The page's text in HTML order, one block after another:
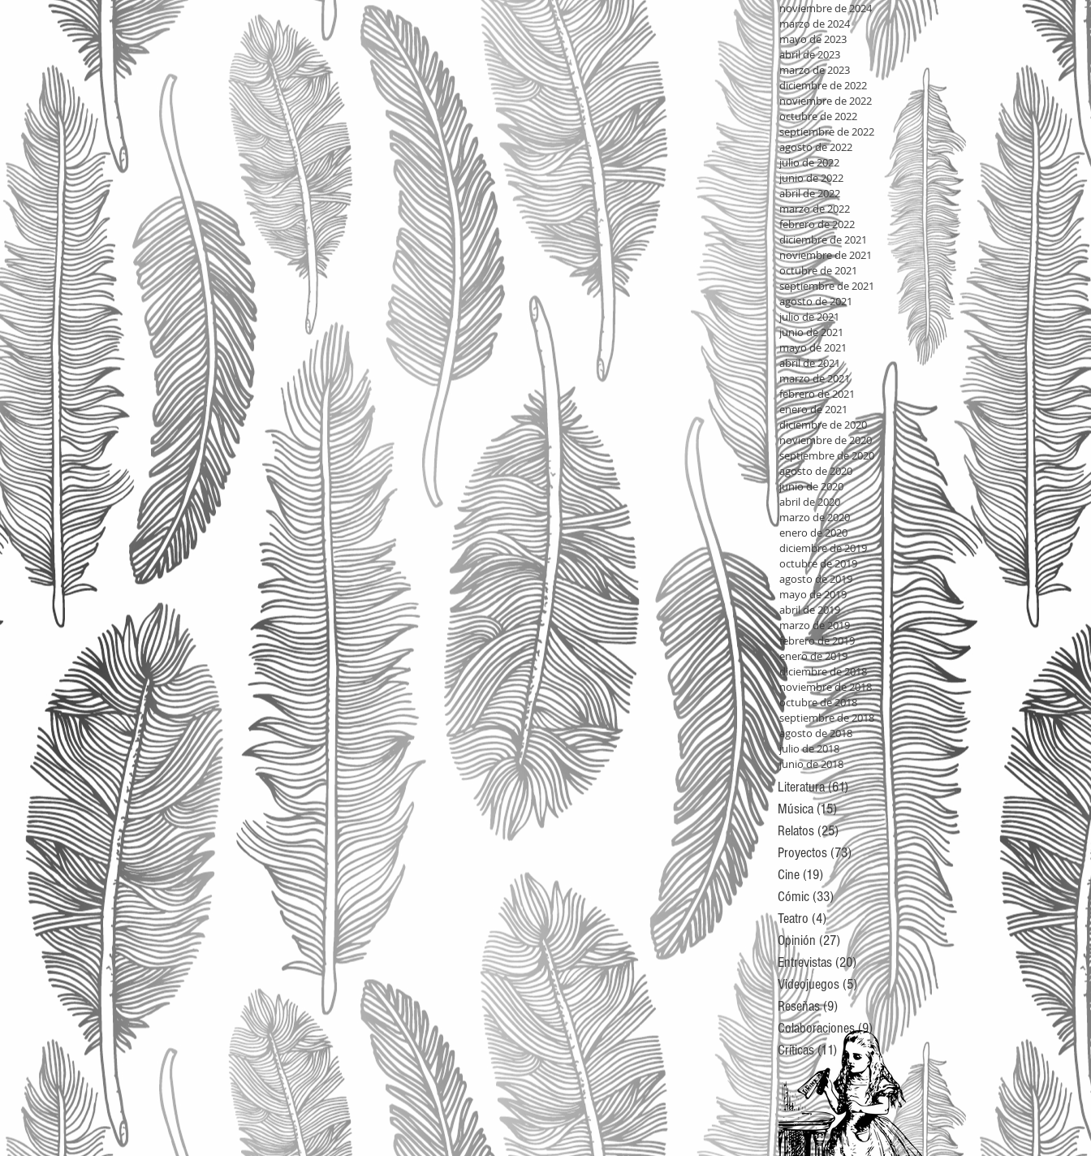
noviembre de 2024
marzo de 2024
mayo de 2023
abril de 2023
marzo de 2023
diciembre de 2022
noviembre de 2022
octubre de 2022
septiembre de 2022
agosto de 2022
julio de 2022
junio de 2022
abril de 2022
marzo de 2022
febrero de 2022
diciembre de 2021
noviembre de 2021
octubre de 2021
septiembre de 2021
agosto de 2021
julio de 2021
junio de 2021
mayo de 2021
abril de 2021
marzo de 2021
febrero de 2021
enero de 2021
diciembre de 2020
noviembre de 2020
septiembre de 2020
agosto de 2020
junio de 2020
abril de 2020
marzo de 2020
enero de 2020
diciembre de 2019
octubre de 2019
agosto de 2019
mayo de 2019
abril de 2019
marzo de 2019
febrero de 2019
enero de 2019
diciembre de 2018
noviembre de 2018
octubre de 2018
septiembre de 2018
agosto de 2018
julio de 2018
junio de 2018
Literatura(61)61 entradas
Música (15)15 entradas
Relatos (25)25 entradas
Proyectos (73)73 entradas
Cine (19) 19 entradas
Cómic (33)33 entradas
Teatro (4)4 entradas
Opinión (27) 27 entradas
Entrevistas (20)20 entradas
Videojuegos (5)5 entradas
Reseñas(9) 9 entradas
Colaboraciones(9)9 entradas
Críticas(11) 11 entradas